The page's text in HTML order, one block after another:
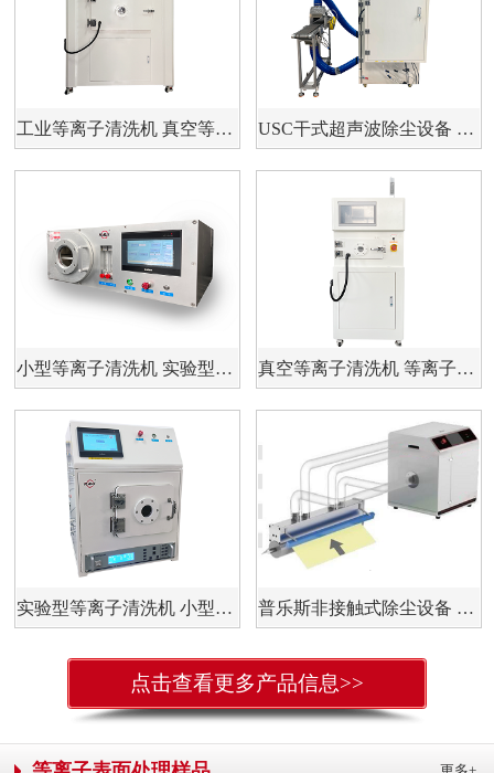
工业等离子清洗机 真空等离子清洗机 PLS-200L USC干式超声波除尘设备 高压旋风除尘PLS-X系列介绍
小型等离子清洗机 实验型等离子清洗机 半导体活化刻蚀 pr5L 真空等离子清洗机 等离子表面处理机 表面处理改性PM-20LN
实验型等离子清洗机 小型真空等离子处理设备PLAUX-PR-10L 普乐斯非接触式除尘设备 usc干式除尘设备pls-c系列
点击查看更多产品信息>>